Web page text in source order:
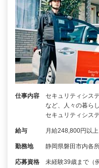
仕事内容
セキュリティシス
など、人々の暮ら
セキュリティシス
給与 月給248,800円以上
勤務地 静岡県磐田市内各
応募資格
未経験39歳まで（